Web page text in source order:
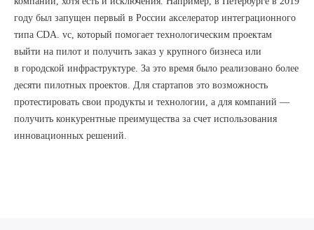
году был запущен первый в России акселератор интеграционного
типа CDA. vc, который помогает технологическим проектам
выйти на пилот и получить заказ у крупного бизнеса или
в городской инфраструктуре. За это время было реализовано более
десяти пилотных проектов. Для стартапов это возможность
протестировать свои продукты и технологии, а для компаний —
получить конкурентные преимущества за счет использования
инновационных решений.